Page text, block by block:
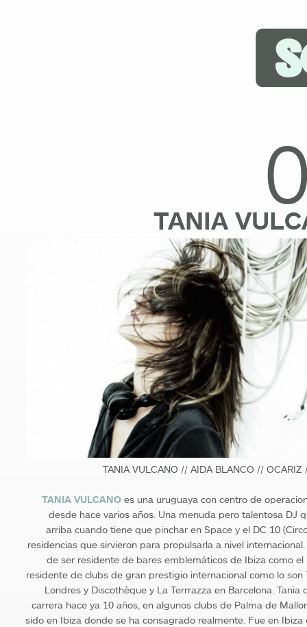
TANIA
TANIA VULCANO // AIDA BLANCO // OCARIZ
TANIA VULCANO es una uruguaya con centro de
desde hace varios años. Una menuda pero talentosa DJ
arriba cuando tiene que pinchar en Space y el DC 10
residencias que sirvieron para propulsarla a nivel
de ser residente de bares emblemáticos de Ibiza como el
residente de clubs de gran prestigio internacional como lo son
Londres y Discothèque y La Terrrazza en Barcelona. Tania
carrera hace ya 10 años, en algunos clubs de Palma de
sido en Ibiza donde se ha consagrado realmente. Fue en Ibiza